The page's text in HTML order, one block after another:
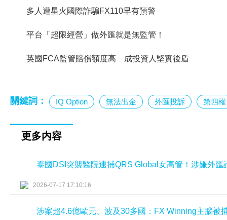
多人遭星火國際詐騙FX110早有預警
平台「超限經營」做外匯就是無監管！
英國FCA監管賠償額度高 成投資人堅實後盾
關鍵詞： IQ Option 無法出金 外匯投訴 第四權
更多内容
泰國DSI突襲醫院逮捕QRS Global女高管！涉嫌外
2026-07-17 17:10:16
涉案超4.6億歐元、波及30多國：FX Winning主腦被